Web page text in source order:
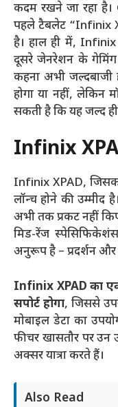
कदम रखने जा रहा
पहले टैबलेट “Infinix
है। हाल ही में,
दूसरे जेनरेशन के गेमिंग
कहना अभी जल्दबाजी
होगा या नहीं, लेकिन
सकती है कि यह जल्द
Infinix
Infinix XPAD,
लॉन्च होने की उम्मीद
अभी तक प्रकट नहीं
मिड-रेंज
अनुरूप है – प्रदर्शन
Infinix XPAD का
सपोर्ट होगा, जिससे
मोबाइल डेटा का
फीचर खासतौर पर उन
अक्सर यात्रा करते हैं।
Also Read